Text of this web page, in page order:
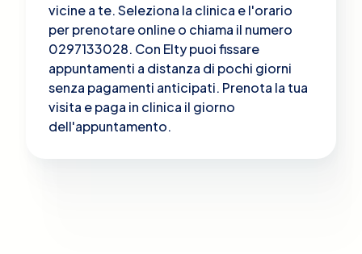
vicine a te. Seleziona la clinica e l'orario
per prenotare online o chiama il numero
0297133028. Con Elty puoi fissare
appuntamenti a distanza di pochi giorni
senza pagamenti anticipati. Prenota la tua
visita e paga in clinica il giorno
dell'appuntamento.